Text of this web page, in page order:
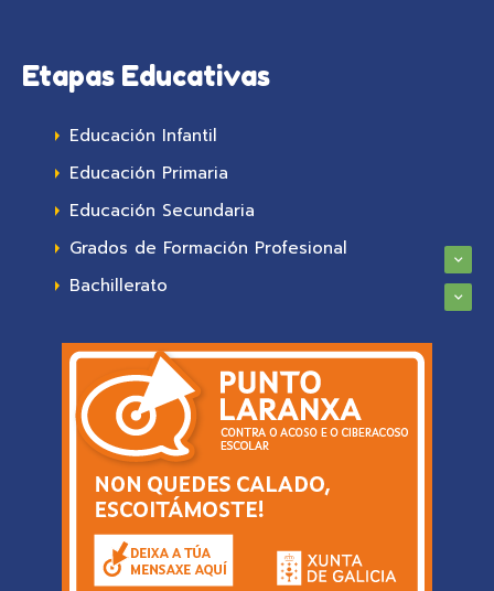
Etapas Educativas
Educación Infantil
Educación Primaria
Educación Secundaria
Grados de Formación Profesional
Bachillerato